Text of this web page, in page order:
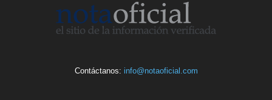
Contáctanos: info@notaoficial.com